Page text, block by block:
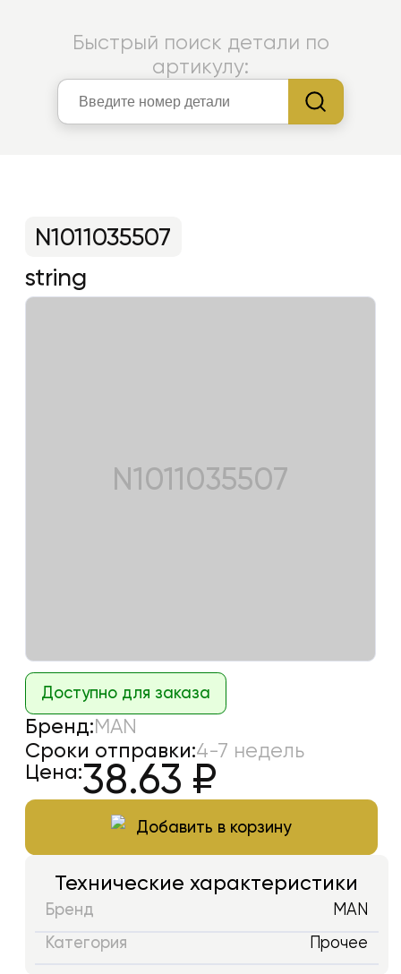
Быстрый поиск детали по
артикулу:
string
N1011035507
N1011035507
Доступно для заказа
Бренд:MAN
Сроки отправки:4-7 недель
Цена:38.63 ₽
Добавить в корзину
Технические характеристики
Бренд MAN
Категория Прочее